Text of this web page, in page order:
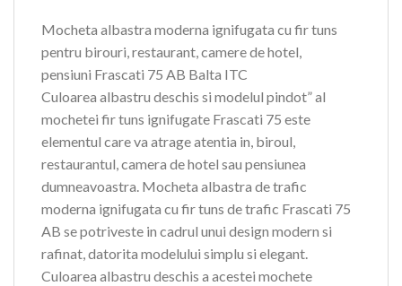
Mocheta albastra moderna ignifugata cu fir tuns
pentru birouri, restaurant, camere de hotel,
pensiuni Frascati 75 AB Balta ITC
Culoarea albastru deschis si modelul pindot” al
mochetei fir tuns ignifugate Frascati 75 este
elementul care va atrage atentia in, biroul,
restaurantul, camera de hotel sau pensiunea
dumneavoastra. Mocheta albastra de trafic
moderna ignifugata cu fir tuns de trafic Frascati 75
AB se potriveste in cadrul unui design modern si
rafinat, datorita modelului simplu si elegant.
Culoarea albastru deschis a acestei mochete